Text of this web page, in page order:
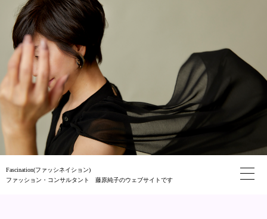
Fascination(ファッシネイション)
ファッション・コンサルタント 藤原純子のウェブサイトです